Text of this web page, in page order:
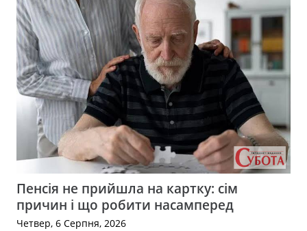
Пенсія не прийшла на картку: сім
причин і що робити насамперед
Четвер, 6 Серпня, 2026